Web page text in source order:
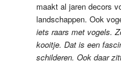
maakt al jaren decors
landschappen. Ook
iets raars met vogels.
kooitje. Dat is een
schilderen. Ook daar